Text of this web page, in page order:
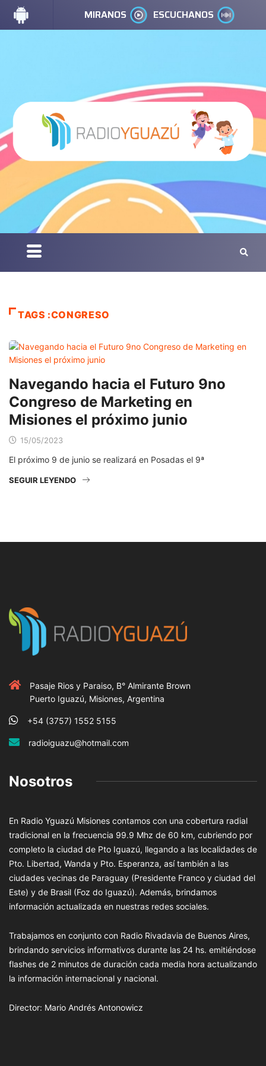
MIRANOS ESCUCHANOS
TAGS :CONGRESO
Navegando hacia el Futuro 9no
Congreso de Marketing en
Misiones el próximo junio
15/05/2023
El próximo 9 de junio se realizará en Posadas el 9ª
SEGUIR LEYENDO
Pasaje Rios y Paraiso, B° Almirante Brown
Puerto Iguazú, Misiones, Argentina
+54 (3757) 1552 5155
radioiguazu@hotmail.com
Nosotros
En Radio Yguazú Misiones contamos con una cobertura radial
tradicional en la frecuencia 99.9 Mhz de 60 km, cubriendo por
completo la ciudad de Pto Iguazú, llegando a las localidades de
Pto. Libertad, Wanda y Pto. Esperanza, así también a las
ciudades vecinas de Paraguay (Presidente Franco y ciudad del
Este) y de Brasil (Foz do Iguazú). Además, brindamos
información actualizada en nuestras redes sociales.
Trabajamos en conjunto con Radio Rivadavia de Buenos Aires,
brindando servicios informativos durante las 24 hs. emitiéndose
flashes de 2 minutos de duración cada media hora actualizando
la información internacional y nacional.
Director: Mario Andrés Antonowicz